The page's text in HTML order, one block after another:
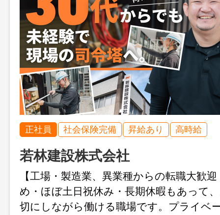
正社員 社会保険完備 昇給あり 高時給
若林建設株式会社
【工場・製造業、異業種からの転職大歓
め・ほぼ土日祝休み・長期休暇もあって
切にしながら働ける職場です。プライベ